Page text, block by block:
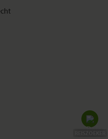
Update Midden-Oosten